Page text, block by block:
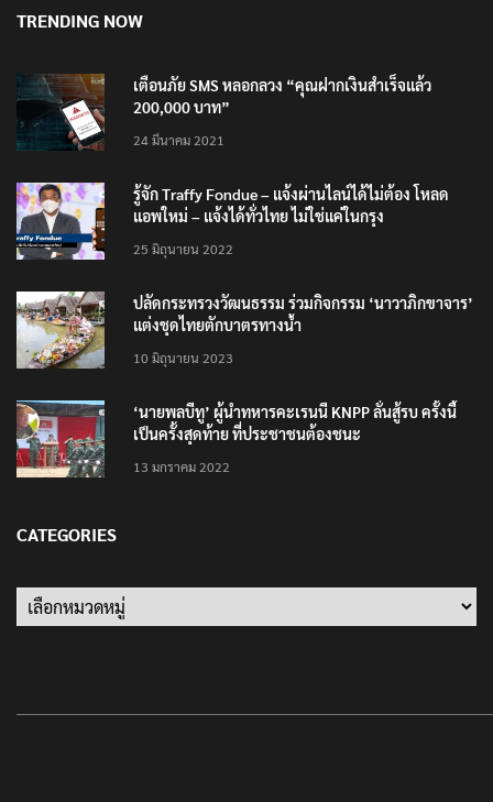
TRENDING NOW
เตือนภัย SMS หลอกลวง “คุณฝากเงินสำเร็จแล้ว
200,000 บาท”
24 มีนาคม 2021
รู้จัก Traffy Fondue – แจ้งผ่านไลน์ได้ไม่ต้อง โหลด
แอพใหม่ – แจ้งได้ทั่วไทย ไม่ใช่แค่ในกรุง
25 มิถุนายน 2022
ปลัดกระทรวงวัฒนธรรม ร่วมกิจกรรม ‘นาวาภิกขาจาร’
แต่งชุดไทยตักบาตรทางน้ำ
10 มิถุนายน 2023
‘นายพลบีทู’ ผู้นำทหารคะเรนนี KNPP ลั่นสู้รบ ครั้งนี้
เป็นครั้งสุดท้าย ที่ประชาชนต้องชนะ
13 มกราคม 2022
CATEGORIES
Categories